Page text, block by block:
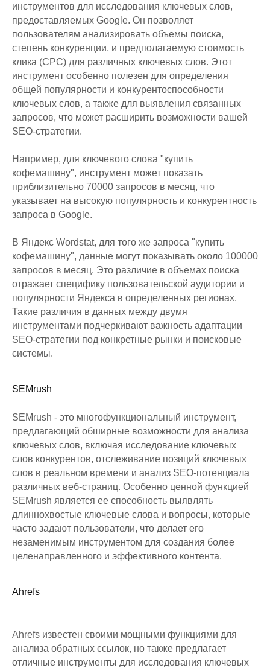
инструментов для исследования ключевых слов,
предоставляемых Google. Он позволяет
пользователям анализировать объемы поиска,
степень конкуренции, и предполагаемую стоимость
клика (CPC) для различных ключевых слов. Этот
инструмент особенно полезен для определения
общей популярности и конкурентоспособности
ключевых слов, а также для выявления связанных
запросов, что может расширить возможности вашей
SEO-стратегии.
Например, для ключевого слова "купить
кофемашину", инструмент может показать
приблизительно 70000 запросов в месяц, что
указывает на высокую популярность и конкурентность
запроса в Google.
В Яндекс Wordstat, для того же запроса "купить
кофемашину", данные могут показывать около 100000
запросов в месяц. Это различие в объемах поиска
отражает специфику пользовательской аудитории и
популярности Яндекса в определенных регионах.
Такие различия в данных между двумя
инструментами подчеркивают важность адаптации
SEO-стратегии под конкретные рынки и поисковые
системы.
SEMrush
SEMrush - это многофункциональный инструмент,
предлагающий обширные возможности для анализа
ключевых слов, включая исследование ключевых
слов конкурентов, отслеживание позиций ключевых
слов в реальном времени и анализ SEO-потенциала
различных веб-страниц. Особенно ценной функцией
SEMrush является ее способность выявлять
длиннохвостые ключевые слова и вопросы, которые
часто задают пользователи, что делает его
незаменимым инструментом для создания более
целенаправленного и эффективного контента.
Ahrefs
Ahrefs известен своими мощными функциями для
анализа обратных ссылок, но также предлагает
отличные инструменты для исследования ключевых